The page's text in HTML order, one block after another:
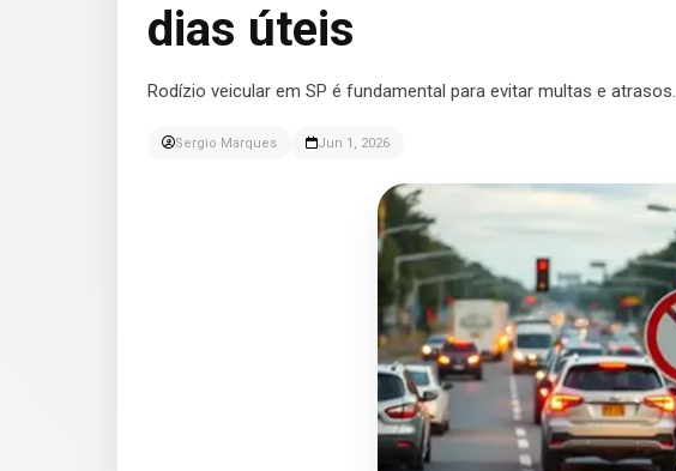
dias úteis
Rodízio veicular em SP é fundamental para evitar multas e atrasos.
Sergio Marques Jun 1, 2026